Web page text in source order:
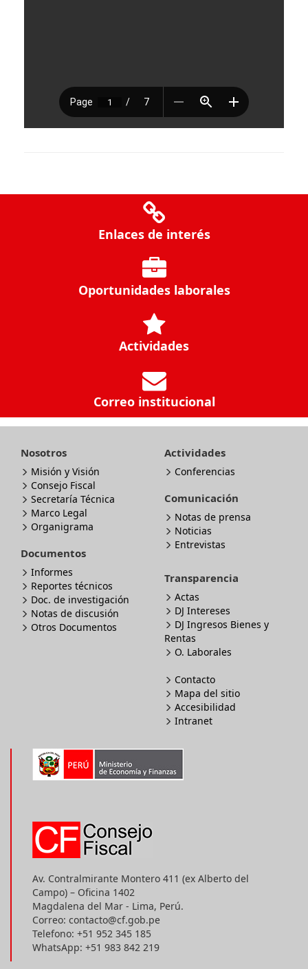
Enlaces de interés
Oportunidades laborales
Actividades
Correo institucional
Nosotros
Misión y Visión
Consejo Fiscal
Secretaría Técnica
Marco Legal
Organigrama
Documentos
Informes
Reportes técnicos
Doc. de investigación
Notas de discusión
Otros Documentos
Actividades
Conferencias
Comunicación
Notas de prensa
Noticias
Entrevistas
Transparencia
Actas
DJ Intereses
DJ Ingresos Bienes y
Rentas
O. Laborales
Contacto
Mapa del sitio
Accesibilidad
Intranet
Av. Contralmirante Montero 411 (ex Alberto del
Campo) – Oficina 1402
Magdalena del Mar - Lima, Perú.
Correo: contacto@cf.gob.pe
Telefono: +51 952 345 185
WhatsApp: +51 983 842 219